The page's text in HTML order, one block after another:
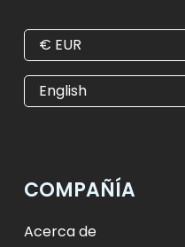
€ EUR
€ EUR
$ USD
ft HUF
zł PLN
English
COMPAÑÍA
Acerca de